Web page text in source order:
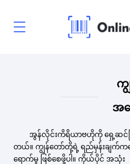
က
အက
အွန်လိုင်းကိရိယာဗဟိုကို ရှေ့ဆင်ခြ
တယ်။ ကျွန်တော်တို့ရဲ့ ရည်မှန်းချက်
ရောက်မှု ဖြစ်စေဖို့ပါ။ ကိုယ်ပိုင် အသုံး